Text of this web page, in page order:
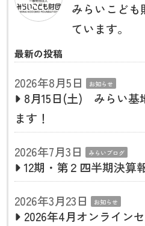
みらいこども
ています。
最新の投稿
2026年8月5日 お知らせ
8月15日(土) みらい基
ます！
2026年7月3日
みらいブログ
12期・第２四半期決算
2026年3月23日
お知らせ
2026年4月オンライン